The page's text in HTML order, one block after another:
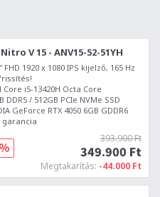
V 15 - ANV15-52-51YH
FHD 1920 x 1080 IPS kijelző, 165 Hz
Core i5-13420H Octa Core
DDR5 / 512GB PCIe NVMe SSD
GeForce RTX 4050 6GB GDDR6
garancia
393.900 Ft
349.900 Ft
Megtakarítás: -44.000 Ft